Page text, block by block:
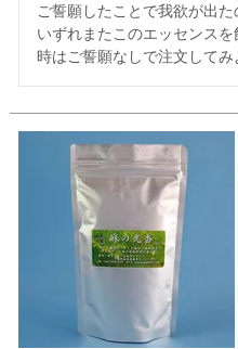
ご誓願したことで我欲が出た
いずれまたこのエッセンス